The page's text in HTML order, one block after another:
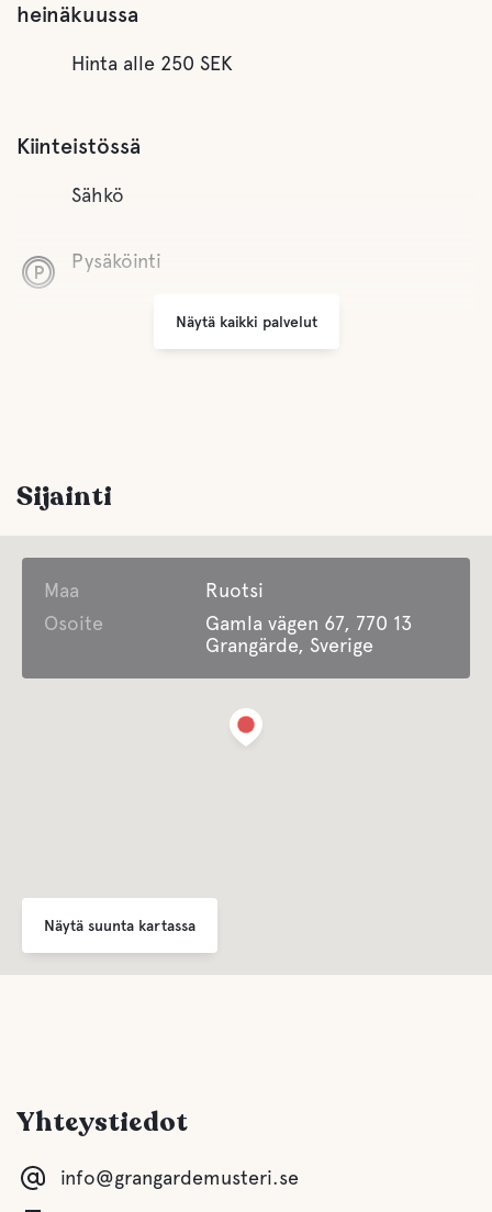
heinäkuussa
Hinta alle 250 SEK
Kiinteistössä
Sähkö
Pysäköinti
Auki ympäri vuodenNäytä kaikki palvelut
Sijainti
Maa
Ruotsi
Osoite
Gamla vägen 67, 770 13
Grangärde, Sverige
Näytä suunta kartassa
Yhteystiedot
info@grangardemusteri.se